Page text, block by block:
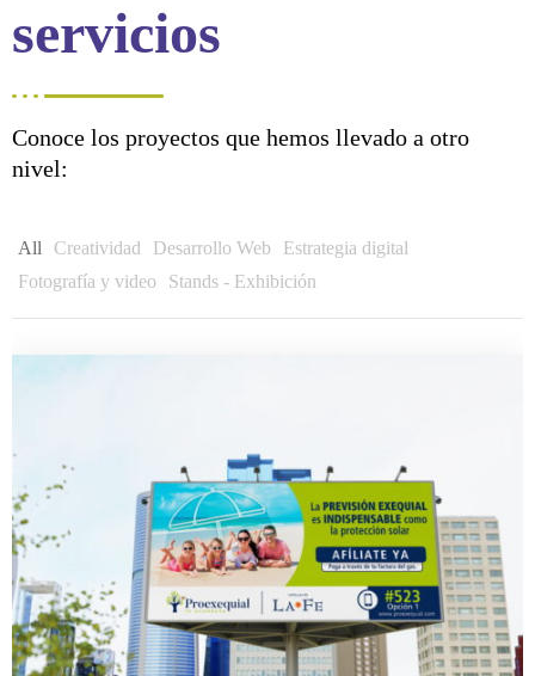
Creatividad
Desarrollo Web
Estrategia Digital
Fotografía y Video
servicios
Conoce los proyectos que hemos llevado a otro
nivel:
All Creatividad Desarrollo Web
Estrategia digital
Fotografía y video
Stands - Exhibición